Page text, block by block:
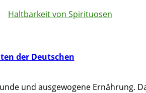
Haltbarkeit von Spirituosen
der Deutschen
und ausgewogene Ernährung.